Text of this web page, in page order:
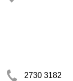
2730 3182